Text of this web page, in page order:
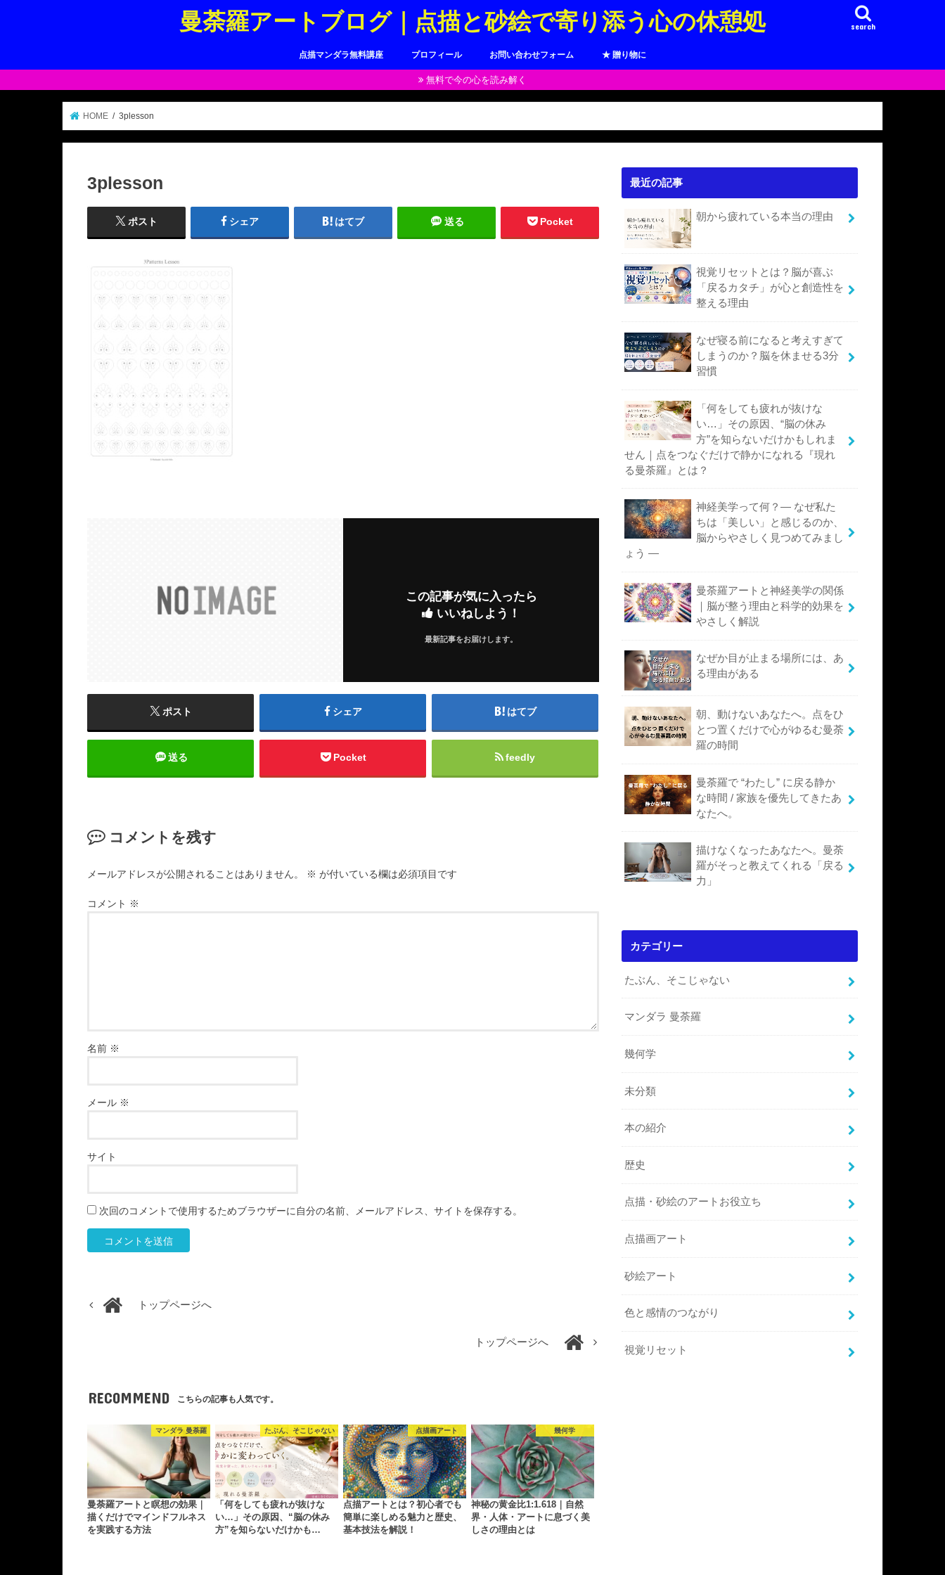
曼荼羅アートブログ｜点描と砂絵で寄り添う心の休憩処 search
点描マンダラ無料講座 プロフィール お問い合わせフォーム ★ 贈り物に
無料で今の心を読み解く
HOME 3plesson
3plesson
ポスト シェア はてブ 送る Pocket
この記事が気に入ったら
いいねしよう！
最新記事をお届けします。
ポスト シェア はてブ
送る Pocket feedly
コメントを残す
メールアドレスが公開されることはありません。 ※ が付いている欄は必須項目です
コメント ※
名前 ※
メール ※
サイト
次回のコメントで使用するためブラウザーに自分の名前、メールアドレス、サイトを保存する。
トップページへ
トップページへ
RECOMMEND こちらの記事も人気です。
マンダラ 曼荼羅
曼荼羅アートと瞑想の効果｜
描くだけでマインドフルネス
を実践する方法
たぶん、そこじゃない
「何をしても疲れが抜けな
い…」その原因、“脳の休み
方”を知らないだけかも…
点描画アート
点描アートとは？初心者でも
簡単に楽しめる魅力と歴史、
基本技法を解説！
幾何学
神秘の黄金比1:1.618｜自然
界・人体・アートに息づく美
しさの理由とは
最近の記事
朝から疲れている本当の理由
視覚リセットとは？脳が喜ぶ
「戻るカタチ」が心と創造性を
整える理由
なぜ寝る前になると考えすぎて
しまうのか？脳を休ませる3分
習慣
「何をしても疲れが抜けな
い…」その原因、“脳の休み
方”を知らないだけかもしれま
せん｜点をつなぐだけで静かになれる『現れ
る曼荼羅』とは？
神経美学って何？― なぜ私た
ちは「美しい」と感じるのか、
脳からやさしく見つめてみまし
ょう ―
曼荼羅アートと神経美学の関係
｜脳が整う理由と科学的効果を
やさしく解説
なぜか目が止まる場所には、あ
る理由がある
朝、動けないあなたへ。点をひ
とつ置くだけで心がゆるむ曼荼
羅の時間
曼荼羅で “わたし” に戻る静か
な時間 / 家族を優先してきたあ
なたへ。
描けなくなったあなたへ。曼荼
羅がそっと教えてくれる「戻る
力」
カテゴリー
たぶん、そこじゃない
マンダラ 曼荼羅
幾何学
未分類
本の紹介
歴史
点描・砂絵のアートお役立ち
点描画アート
砂絵アート
色と感情のつながり
視覚リセット